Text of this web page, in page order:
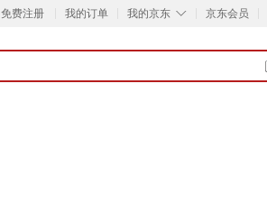
免费注册 我的订单 ◇
我的京东 京东会员